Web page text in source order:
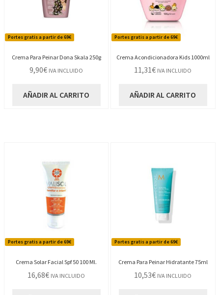
Portes gratis a partir de 69€
Crema Para Peinar Dona Skala 250g
9,90€ IVA INCLUIDO
AÑADIR AL CARRITO
Portes gratis a partir de 69€
Crema Acondicionadora Kids 1000ml
11,31€ IVA INCLUIDO
AÑADIR AL CARRITO
Portes gratis a partir de 69€
Crema Solar Facial Spf 50 100 Ml.
16,68€ IVA INCLUIDO
Portes gratis a partir de 69€
Crema Para Peinar Hidratante 75ml
10,53€ IVA INCLUIDO